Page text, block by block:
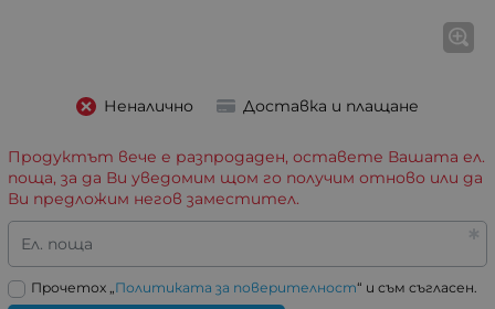
Неналично Доставка и плащане
Продуктът вече е разпродаден, оставете Вашата ел.
поща, за да Ви уведомим щом го получим отново или да
Ви предложим негов заместител.
Ел. поща
Прочетох „ Политиката за поверителност“ и съм съгласен.